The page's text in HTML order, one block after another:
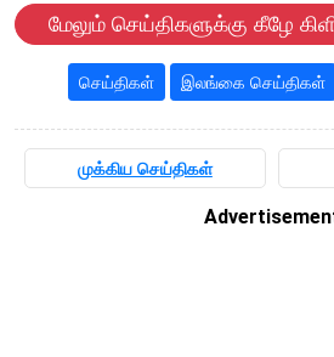
மேலும் செய்திகளுக்கு கீழே
செய்திகள் இலங்கை செய்திகள்
முக்கிய செய்திகள்